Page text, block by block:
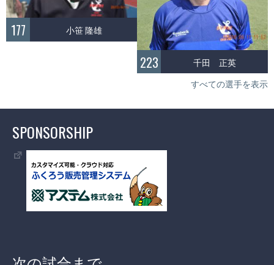
177 小笹 隆雄
223 千田 正英
すべての選手を表示
SPONSORSHIP